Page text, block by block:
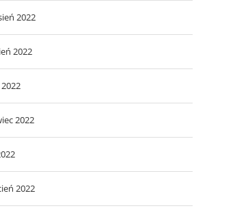
2022
2022
2022
2022